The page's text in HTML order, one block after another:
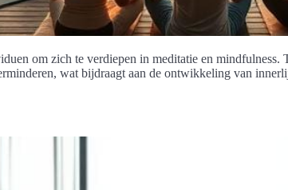
om zich te verdiepen in meditatie en mindfulness.
wat bijdraagt aan de ontwikkeling van